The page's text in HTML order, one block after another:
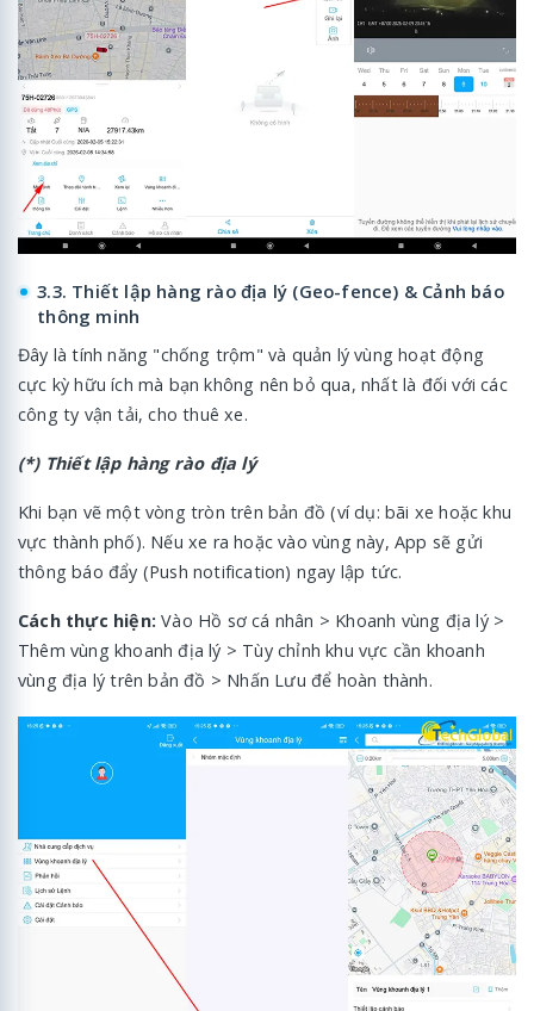
3.3. Thiết lập hàng rào địa lý (Geo-fence) & Cảnh báo
thông minh
Đây là tính năng "chống trộm" và quản lý vùng hoạt động
cực kỳ hữu ích mà bạn không nên bỏ qua, nhất là đối với các
công ty vận tải, cho thuê xe.
(*) Thiết lập hàng rào địa lý
Khi bạn vẽ một vòng tròn trên bản đồ (ví dụ: bãi xe hoặc khu
vực thành phố). Nếu xe ra hoặc vào vùng này, App sẽ gửi
thông báo đẩy (Push notification) ngay lập tức.
Cách thực hiện: Vào Hồ sơ cá nhân > Khoanh vùng địa lý >
Thêm vùng khoanh địa lý > Tùy chỉnh khu vực cần khoanh
vùng địa lý trên bản đồ > Nhấn Lưu để hoàn thành.